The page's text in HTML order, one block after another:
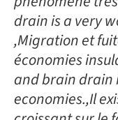
drain is a very
,Migration et
économies
and brain drain
economies.,Il